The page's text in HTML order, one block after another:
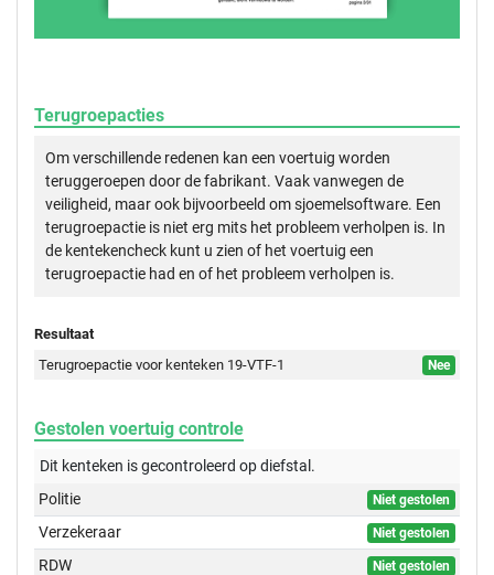
Terugroepacties
Om verschillende redenen kan een voertuig worden
teruggeroepen door de fabrikant. Vaak vanwegen de
veiligheid, maar ook bijvoorbeeld om sjoemelsoftware. Een
terugroepactie is niet erg mits het probleem verholpen is. In
de kentekencheck kunt u zien of het voertuig een
terugroepactie had en of het probleem verholpen is.
Resultaat
Terugroepactie voor kenteken 19-VTF-1
Nee
Gestolen voertuig controle
Dit kenteken is gecontroleerd opdiefstal.
Politie
Niet gestolen
Verzekeraar Niet gestolen
RDW Niet gestolen